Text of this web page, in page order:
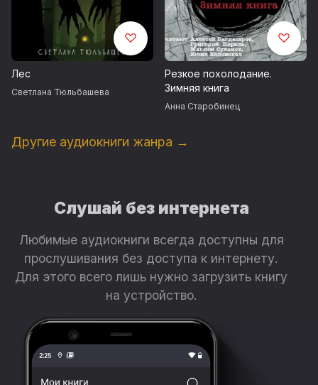
Лес
Светлана Тюльбашева
Резкое похолодание.
Зимняя книга
Анна Старобинец
Другие аудиокниги жанра →
Слушай без интернета
Любимые аудиокниги всегда доступны для
прослушивания без доступа к интернету.
Для этого всего лишь нужно загрузить книгу
на устройство.